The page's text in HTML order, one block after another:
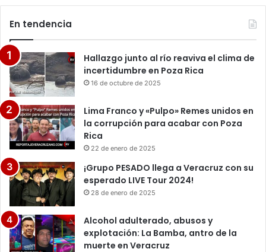
En tendencia
Hallazgo junto al río reaviva el clima de
incertidumbre en Poza Rica
16 de octubre de 2025
Lima Franco y «Pulpo» Remes unidos en
la corrupción para acabar con Poza
Rica
22 de enero de 2025
¡Grupo PESADO llega a Veracruz con su
esperado LIVE Tour 2024!
28 de enero de 2025
Alcohol adulterado, abusos y
explotación: La Bamba, antro de la
muerte en Veracruz